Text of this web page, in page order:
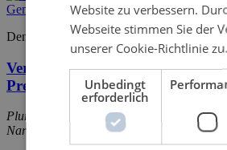
Denise Theßeling
Verschwiegene Vertraute –
Prekäre Gemeinschaft
Pluralisation von
Narrationen des hohen Mittelalters
Website zu verbessern.
Webseite stimmen Sie der
unserer Cookie-Richtlinie zu.
Unbedingt
erforderlich